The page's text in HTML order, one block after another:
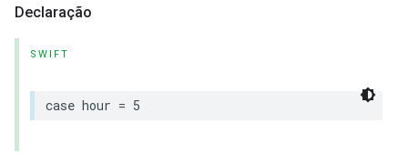
Declaração
SWIFT
case hour = 5